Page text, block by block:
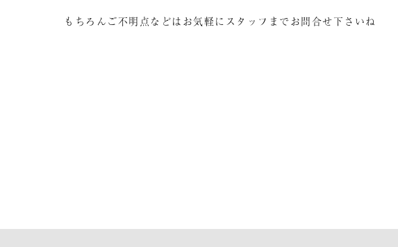
もちろんご不明点などはお気軽にスタッフまでお問合せ下さいね